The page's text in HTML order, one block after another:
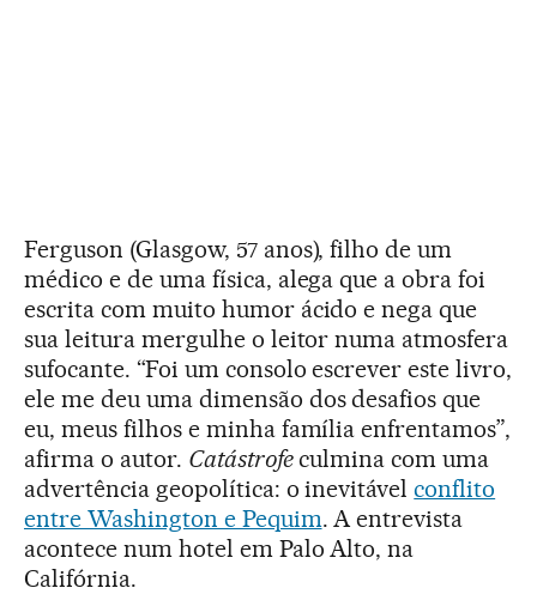
Ferguson (Glasgow, 57 anos), filho de um
médico e de uma física, alega que a obra foi
escrita com muito humor ácido e nega que
sua leitura mergulhe o leitor numa atmosfera
sufocante. “Foi um consolo escrever este livro,
ele me deu uma dimensão dos desafios que
eu, meus filhos e minha família enfrentamos”,
afirma o autor. Catástrofeculmina com uma
advertência geopolítica: o inevitávelconflito
entre Washington e Pequim. A entrevista
acontece num hotel em Palo Alto, na
Califórnia.